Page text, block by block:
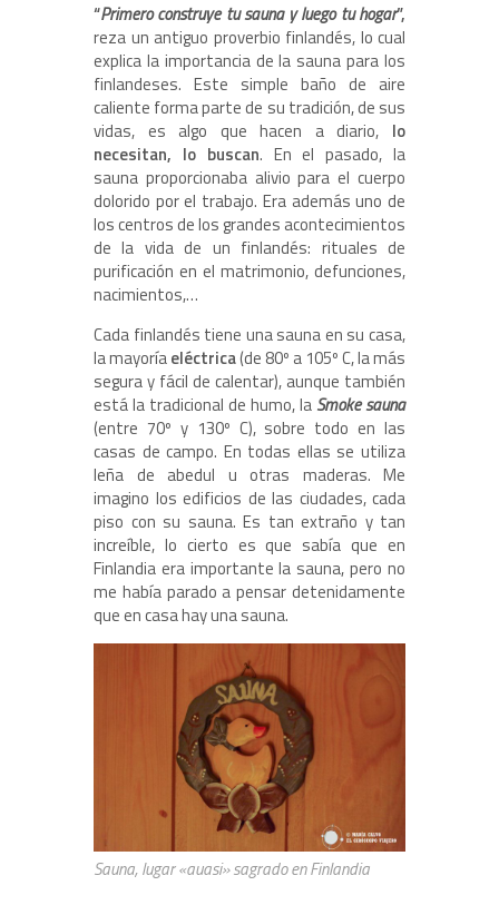
“Primero construye tu sauna y luego tu hogar”,
reza un antiguo proverbio finlandés, lo cual
explica la importancia de la sauna para los
finlandeses. Este simple baño de aire
caliente forma parte de su tradición, de sus
vidas, es algo que hacen a diario, lo
necesitan, lo buscan. En el pasado, la
sauna proporcionaba alivio para el cuerpo
dolorido por el trabajo. Era además uno de
los centros de los grandes acontecimientos
de la vida de un finlandés: rituales de
purificación en el matrimonio, defunciones,
nacimientos,…
Cada finlandés tiene una sauna en su casa,
la mayoríaeléctrica(de 80º a 105º C, la más
segura y fácil de calentar), aunque también
está la tradicional de humo, la Smoke sauna
(entre 70º y 130º C), sobre todo en las
casas de campo. En todas ellas se utiliza
leña de abedul u otras maderas. Me
imagino los edificios de las ciudades, cada
piso con su sauna. Es tan extraño y tan
increíble, lo cierto es que sabía que en
Finlandia era importante la sauna, pero no
me había parado a pensar detenidamente
que en casa hay una sauna.
Sauna, lugar «auasi» sagrado en Finlandia